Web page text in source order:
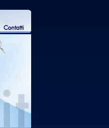
Contatti